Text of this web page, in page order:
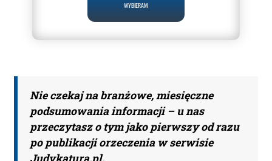
WYBIERAM
Nie czekaj na branżowe, miesięczne
podsumowania informacji – u nas
przeczytasz o tym jako pierwszy od razu
po publikacji orzeczenia w serwisie